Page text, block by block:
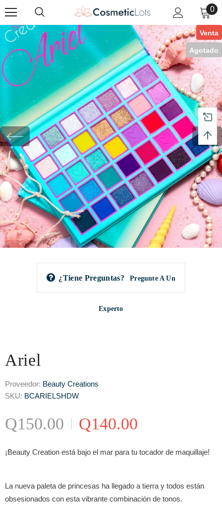
0
Venta
Agotado
¿Tiene Preguntas? Pregunte A Un
Experto
Ariel
Proveedor: Beauty Creations
SKU: BCARIELSHDW
Q150.00 Q140.00
¡Beauty Creation está bajo el mar para tu tocador de maquillaje!
La nueva paleta de princesas ha llegado a tierra y todos están
obsesionados con esta vibrante combinación de tonos.